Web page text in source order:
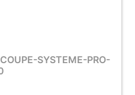
SYSTEME-PRO-